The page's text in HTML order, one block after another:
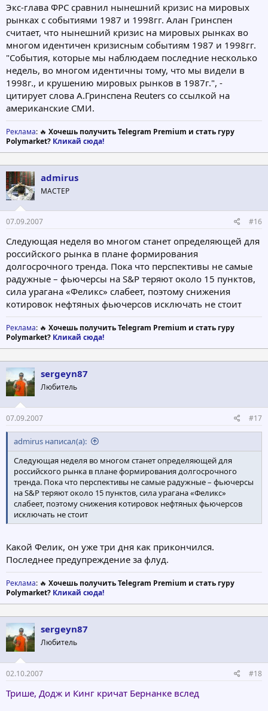
Экс-глава ФРС сравнил нынешний кризис на мировых
рынках с событиями 1987 и 1998гг. Алан Гринспен
считает, что нынешний кризис на мировых рынках во
многом идентичен кризисным событиям 1987 и 1998гг.
"События, которые мы наблюдаем последние несколько
недель, во многом идентичны тому, что мы видели в
1998г., и крушению мировых рынков в 1987г.", -
цитирует слова А.Гринспена Reuters со ссылкой на
американские СМИ.
Реклама: 🔥 Хочешь получить Telegram Premium и стать гуру
Polymarket? Кликай сюда!
admirus
МАСТЕР
07.09.2007 #16
Следующая неделя во многом станет определяющей для
российского рынка в плане формирования
долгосрочного тренда. Пока что перспективы не самые
радужные – фьючерсы на S&P теряют около 15 пунктов,
сила урагана «Феликс» слабеет, поэтому снижения
котировок нефтяных фьючерсов исключать не стоит
Реклама: 🔥 Хочешь получить Telegram Premium и стать гуру
Polymarket? Кликай сюда!
sergeyn87
Любитель
07.09.2007 #17
admirus написал(а):
Следующая неделя во многом станет определяющей для
российского рынка в плане формирования долгосрочного
тренда. Пока что перспективы не самые радужные – фьючерсы
на S&P теряют около 15 пунктов, сила урагана «Феликс»
слабеет, поэтому снижения котировок нефтяных фьючерсов
исключать не стоит
Какой Фелик, он уже три дня как прикончился.
Последнее предупреждение за флуд.
Реклама: 🔥 Хочешь получить Telegram Premium и стать гуру
Polymarket? Кликай сюда!
sergeyn87
Любитель
02.10.2007 #18
Трише, Додж и Кинг кричат Бернанке вслед